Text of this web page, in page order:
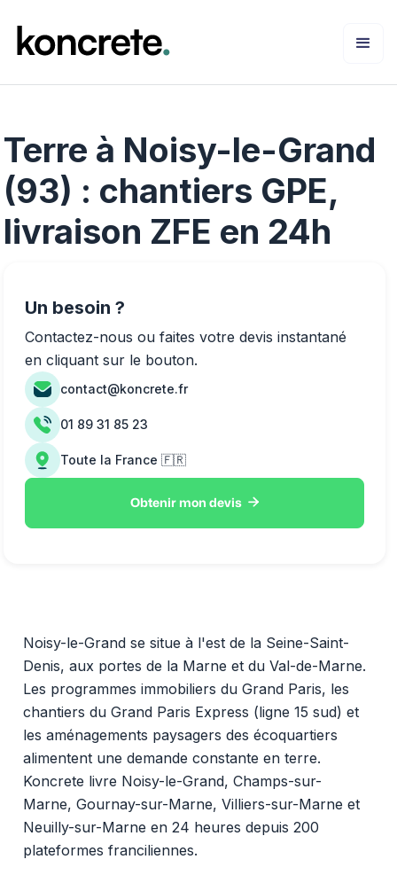
Terre à Noisy-le-Grand
(93) : chantiers GPE,
livraison ZFE en 24h
Noisy-le-Grand se situe à l'est de la Seine-Saint-
Denis, aux portes de la Marne et du Val-de-Marne.
Les programmes immobiliers du Grand Paris, les
chantiers du Grand Paris Express (ligne 15 sud) et
les aménagements paysagers des écoquartiers
alimentent une demande constante en terre.
Koncrete livre Noisy-le-Grand, Champs-sur-
Marne, Gournay-sur-Marne, Villiers-sur-Marne et
Neuilly-sur-Marne en 24 heures depuis 200
plateformes franciliennes.
Un besoin ?
Contactez-nous ou faites votre devis instantané
en cliquant sur le bouton.
contact@koncrete.fr
01 89 31 85 23
Toute la France 🇫🇷
Obtenir mon devis 